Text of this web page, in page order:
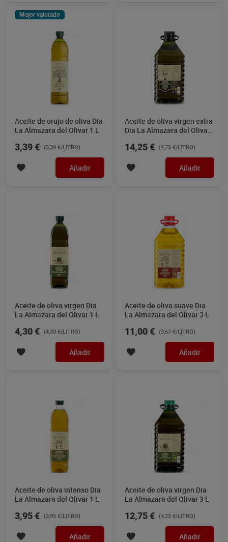
Mejor valorado
Aceite de orujo de oliva Dia
La Almazara del Olivar 1 L
3,39 € (3,39 €/LITRO)
Añadir
Aceite de oliva virgen extra
Dia La Almazara del Olivar
14,25 € (4,75 €/LITRO)
Añadir
Aceite de oliva virgen Dia
La Almazara del Olivar 1 L
4,30 € (4,30 €/LITRO)
Añadir
Aceite de oliva suave Dia
La Almazara del Olivar 3 L
11,00 € (3,67 €/LITRO)
Añadir
Aceite de oliva intenso Dia
La Almazara del Olivar 1 L
3,95 € (3,95 €/LITRO)
Añadir
Aceite de oliva virgen Dia
La Almazara del Olivar 3 L
12,75 € (4,25 €/LITRO)
Añadir